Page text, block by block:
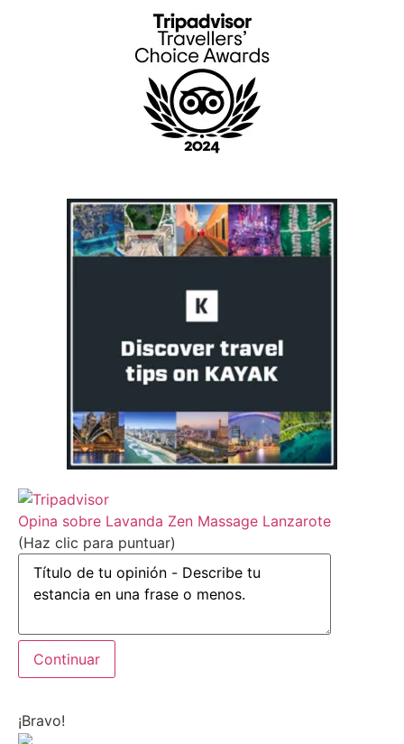
Opina sobre Lavanda Zen Massage Lanzarote
(Haz clic para puntuar)
¡Bravo!